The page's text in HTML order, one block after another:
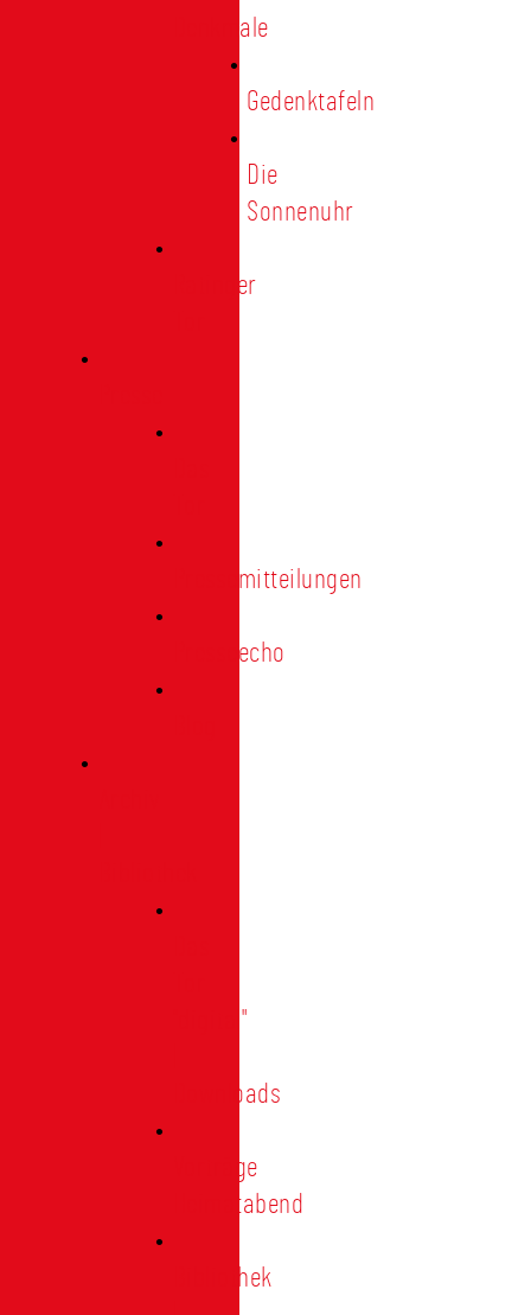
Denkmale
Gedenktafeln
Die
Sonnenuhr
Ratinger
Pressemitteilungen
Presseecho
"digital"
Downloads
Vorträge
Heimatabend
Bibliothek